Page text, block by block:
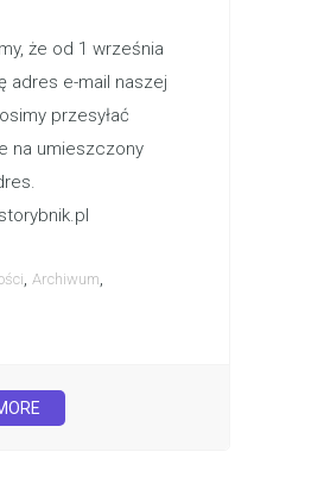
że od 1 września
adres e-mail naszej
przesyłać
na umieszczony
, Archiwum,